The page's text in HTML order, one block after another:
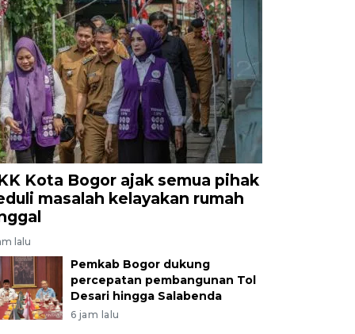
Kota Bogor ajak semua pihak
masalah kelayakan rumah
lalu
Pemkab Bogor dukung
percepatan pembangunan Tol
Desari hingga Salabenda
6 jam lalu